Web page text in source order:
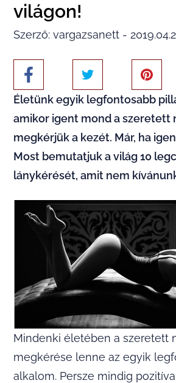
világon!
Szerző: vargazsanett -
Életünk egyik legfontosabb
amikor igent mond a szeretett
megkérjük a kezét. Már, ha
Most bemutatjuk a világ 10
lánykérését, amit nem
Mindenki életében a szeretett
megkérése lenne az egyik
alkalom. Persze mindig